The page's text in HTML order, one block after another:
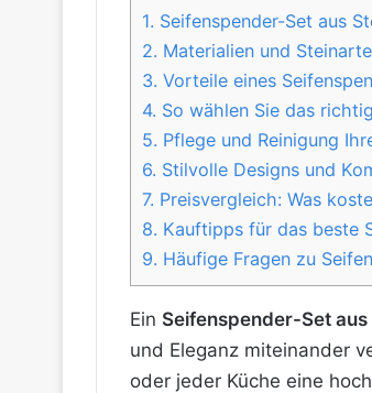
1. Seifenspender-Set aus
2. Materialien und
3. Vorteile eines
4. So wählen Sie das
5. Pflege und Reinigung
6. Stilvolle Designs und
7. Preisvergleich: Was
8. Kauftipps für das beste
9. Häufige Fragen zu
Ein Seifenspender-Set aus
und Eleganz miteinander
oder jeder Küche eine